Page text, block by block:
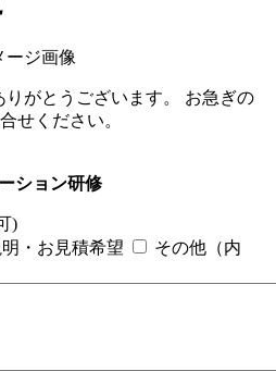
がとうございます。 お急ぎの
せください。
ション研修
)
明・お見積希望
その他（内